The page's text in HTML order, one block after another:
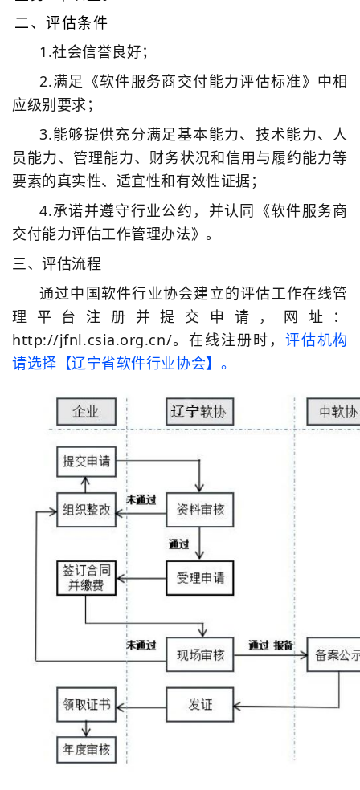
二、评估条件
1.社会信誉良好；
2.满足《软件服务商交付能力评估标准》中相
应级别要求；
3.能够提供充分满足基本能力、技术能力、人
员能力、管理能力、财务状况和信用与履约能力等
要素的真实性、适宜性和有效性证据；
4.承诺并遵守行业公约，并认同《软件服务商
交付能力评估工作管理办法》。
三、评估流程
通过中国软件行业协会建立的评估工作在线管
理平台注册并提交申请，网址：
http://jfnl.csia.org.cn/。在线注册时， 评估机构
请选择【辽宁省软件行业协会】。